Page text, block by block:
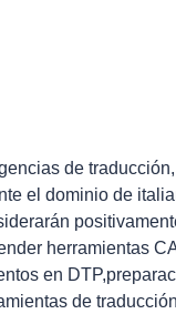
de
el dominio de
herramientas
en
de